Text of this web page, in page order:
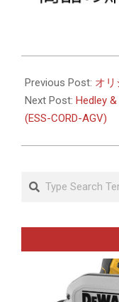
05-
18
Previous Post: オリ
Next Post: Hedley
(ESS-CORD-AGV)
Search